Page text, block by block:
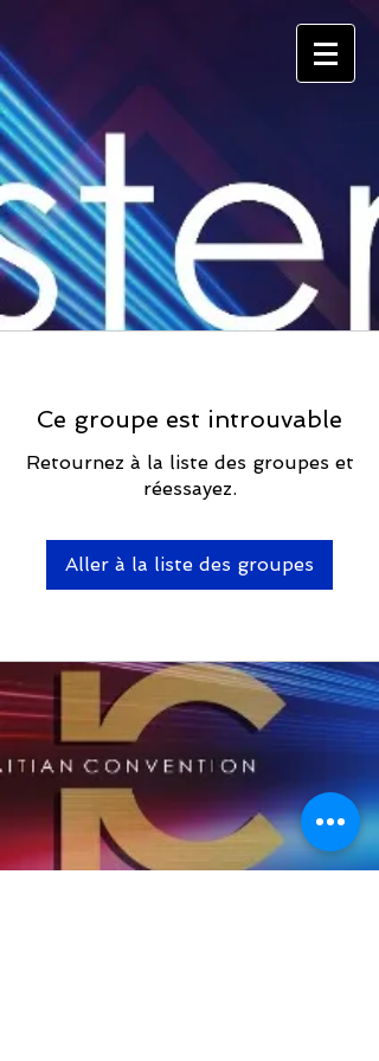
Ce groupe est introuvable
Retournez à la liste des groupes et
réessayez.
Aller à la liste des groupes